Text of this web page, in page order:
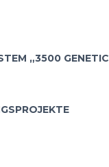
„3500